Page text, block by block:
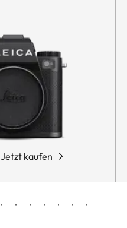
Jetzt kaufen